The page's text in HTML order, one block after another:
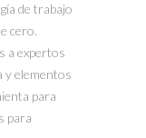
de trabajo
cero.
a expertos
y elementos
para
para